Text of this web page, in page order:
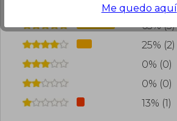
63% (5)
25% (2)
0% (0)
0% (0)
13% (1)
Me quedo aquí